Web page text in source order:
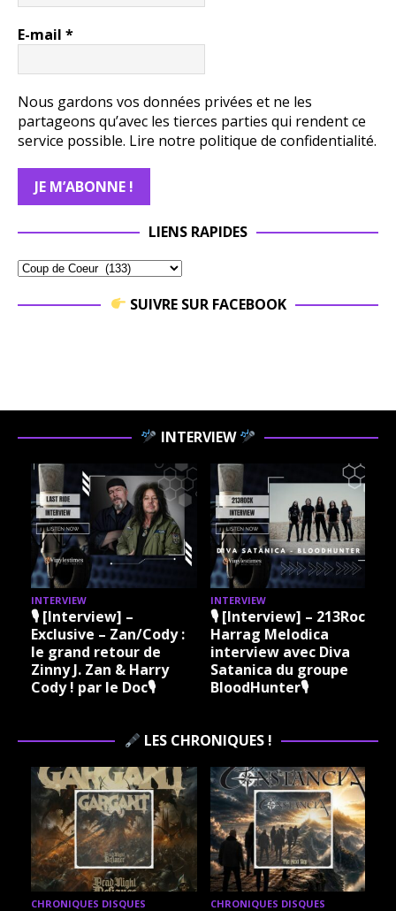
E-mail *
Nous gardons vos données privées et ne les
partageons qu’avec les tierces parties qui rendent ce
service possible. Lire notre politique de confidentialité.
LIENS RAPIDES
SUIVRE SUR FACEBOOK
INTERVIEW
INTERVIEW
🎙 [Interview] –
Exclusive – Zan/Cody :
le grand retour de
Zinny J. Zan & Harry
Cody ! par le Doc🎙
INTERVIEW
🎙 [Interview] – 213Rock
Harrag Melodica
interview avec Diva
Satanica du groupe
BloodHunter🎙
LES CHRONIQUES !
CHRONIQUES DISQUES CHRONIQUES DISQUES